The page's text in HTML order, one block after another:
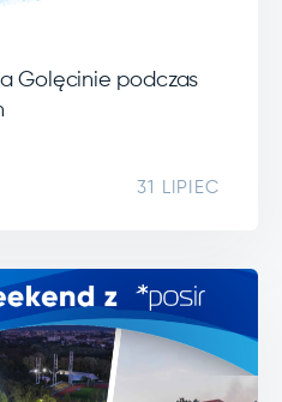
Golęcinie podczas
31 LIPIEC